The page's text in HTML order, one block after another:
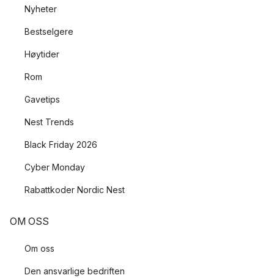
Nyheter
Bestselgere
Høytider
Rom
Gavetips
Nest Trends
Black Friday 2026
Cyber Monday
Rabattkoder Nordic Nest
OM OSS
Om oss
Den ansvarlige bedriften